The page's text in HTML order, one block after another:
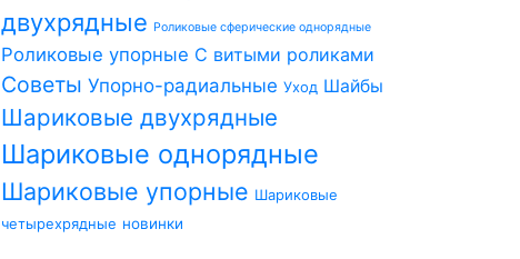
двухрядные Роликовые сферические однорядные
Роликовые упорные С витыми роликами
Советы Упорно-радиальные Уход Шайбы
Шариковые двухрядные
Шариковые однорядные
Шариковые упорные Шариковые
четырехрядные новинки